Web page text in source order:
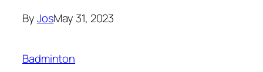
ByJosMay 31, 2023
Badminton